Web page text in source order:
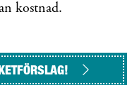
kostnad.